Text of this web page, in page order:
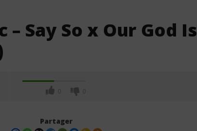
Say So x Our God Is
0 0
Partager